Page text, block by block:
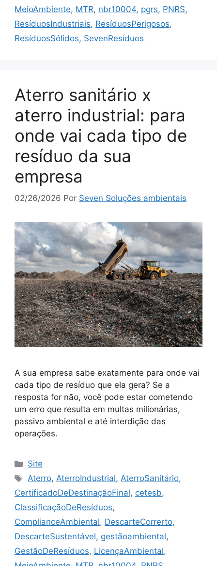
MeioAmbiente, MTR, nbr10004, pgrs, PNRS,
ResíduosIndustriais, ResíduosPerigosos,
ResíduosSólidos, SevenResíduos
Aterro sanitário x
aterro industrial: para
onde vai cada tipo de
resíduo da sua
empresa
02/26/2026 Por Seven Soluções ambientais
A sua empresa sabe exatamente para onde vai
cada tipo de resíduo que ela gera? Se a
resposta for não, você pode estar cometendo
um erro que resulta em multas milionárias,
passivo ambiental e até interdição das
operações.
Site
Aterro,AterroIndustrial,AterroSanitário,
CertificadoDeDestinaçãoFinal, cetesb,
ClassificaçãoDeResíduos,
ComplianceAmbiental, DescarteCorrerto,
DescarteSustentável, gestãoambiental,
GestãoDeResíduos, LicençaAmbiental,